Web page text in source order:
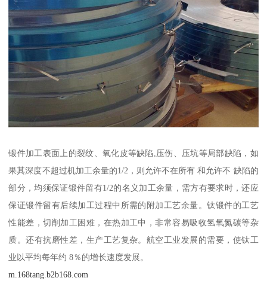
锻件加工表面上的裂纹、氧化皮等缺陷,压伤、压坑等局部缺陷，如
果其深度不超过机加工余量的1/2，则允许不在所有 和允许不 缺陷的
部分，均须保证锻件留有1/2的名义加工余量，需方有要求时，还应
保证锻件留有后续加工过程中所需的附加工艺余量。钛锻件的工艺
性能差，切削加工困难，在热加工中，非常容易吸收氢氧氮碳等杂
质。还有抗磨性差，生产工艺复杂。航空工业发展的需要，使钛工
业以平均每年约 8％的增长速度发展。
m.168tang.b2b168.com